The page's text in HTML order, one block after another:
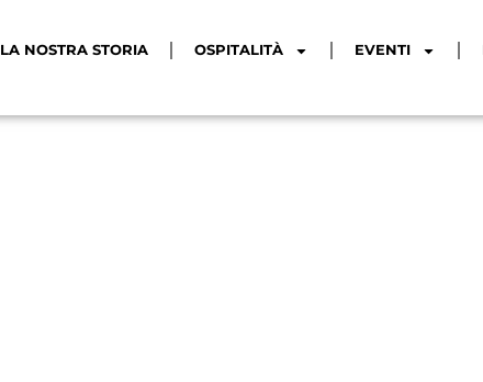
LA NOSTRA STORIA OSPITALITÀ EVENTI